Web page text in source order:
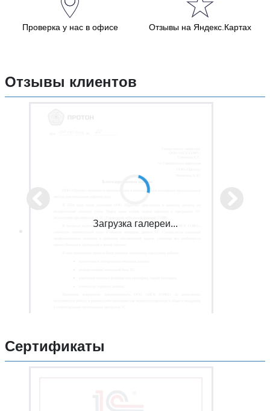
Проверка у нас в офисе Отзывы на Яндекс.Картах
Отзывы клиентов
Загрузка галереи...
Сертификаты